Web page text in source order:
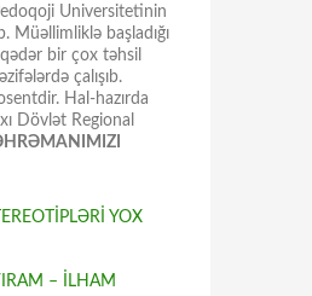
Universitetinin
Müəllimliklə başladığı
bir çox təhsil
çalışıb.
Hal-hazırda
Dövlət Regional
YOX
– İLHAM